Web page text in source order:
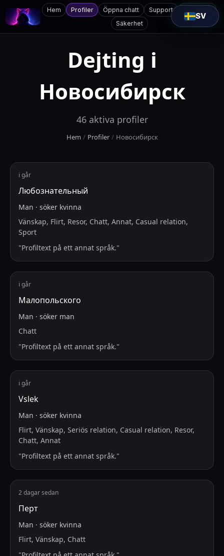
Hem Profiler Öppna chatt Support
Säkerhet
SV
Dejting i
Новосибирск
46 aktiva profiler
Hem / Profiler / Новосибирск
i går
Любознательный
Man · söker kvinna
Vänskap, Flirt, Resor, Chatt, Annat, Casual relation,
Sport
"Profiltext på ett annat språk."
i går
Малопольского
Man · söker man
Chatt
"Profiltext på ett annat språk."
i går
Vslek
Man · söker kvinna
Flirt, Vänskap, Seriös relation, Casual relation, Resor,
Chatt, Annat
"Profiltext på ett annat språk."
2 dagar sedan
Перт
Man · söker kvinna
Flirt, Vänskap, Chatt